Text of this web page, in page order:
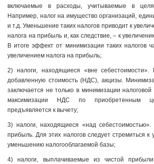
включаемые в расходы, учитываемые в
Например, налог на имущество организаций,
и т.д. Уменьшение таких налогов приводит к
налога на прибыль и, как следствие, – к
В итоге эффект от минимизации таких налогов
увеличением налога на прибыль;
2) налоги, находящиеся «вне
добавленную стоимость (НДС), акцизы.
заключается не только в минимизации
максимизации НДС по приобретенным
предъявляется к вычету;
3) налоги, находящиеся «над
прибыль. Для этих налогов следует стремиться к
уменьшению налогооблагаемой базы;
4) налоги, выплачиваемые из чистой